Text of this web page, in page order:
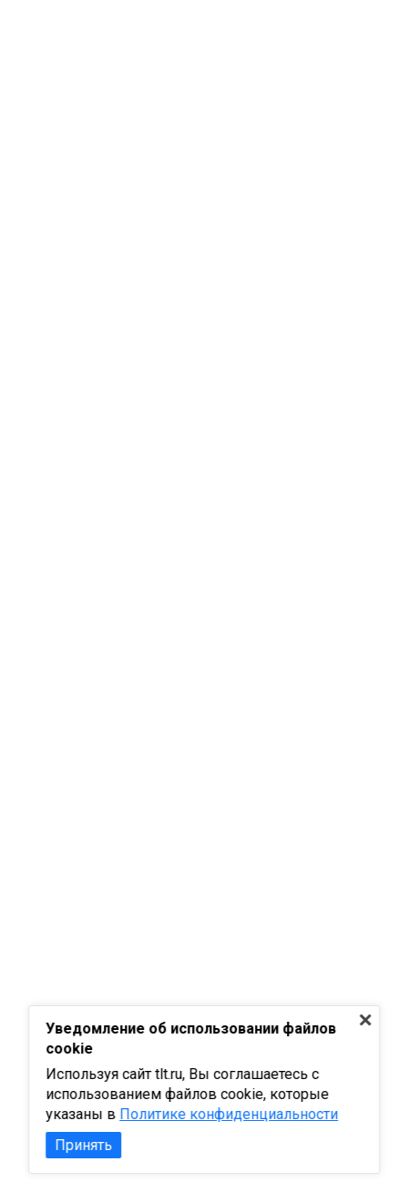
Уведомление об использовании файлов
cookie
Используя сайт tlt.ru, Вы соглашаетесь с
использованием файлов cookie, которые
указаны в Политике конфиденциальности
Принять